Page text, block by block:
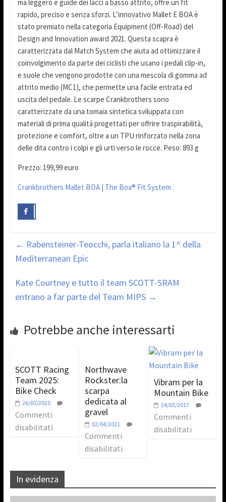
ma leggero e guide dei lacci a basso attrito, offre un fit
rapido, preciso e senza sforzi. L’innovativo Mallet E BOA è
stato premiato nella categoria Equipment (Off-Road) del
Design and Innovation award 2021. Questa scapra è
caratterizzata dal Match System che aiuta ad ottimizzare il
coinvolgimento da parte dei ciclisti che usano i pedali clip-in,
e suole che vengono prodotte con una mescola di gomma ad
attrito medio (MC1), che permette una facile entrata ed
uscita del pedale. Le scarpe Crankbrothers sono
caratterizzate da una tomaia sintetica sviluppata con
materiali di prima qualità progettati per offrire traspirabilità,
protezione e comfort, oltre a un TPU rinforzato nella zona
delle dita contro i colpi e gli urti verso le rocce. Peso: 893 g
Prezzo: 199,99 euro
Crankbrothers Mallet BOA | The Boa® Fit System
← Rabensteiner-Teocchi, parla italiano la 1^ della
Mediterranean Epic
Kate Courtney e tutto il team SCOTT-SRAM
entrano a far parte del Team MIPS →
Potrebbe anche interessarti
SCOTT Racing
Team 2025:
Bike Check
26/03/2025
Commenti
disabilitati
Northwave
Rockster:la
scarpa
dedicata al
gravel
02/04/2021
Commenti
disabilitati
Vibram per la
Mountain Bike
24/03/2017
Commenti
disabilitati
In evidenza